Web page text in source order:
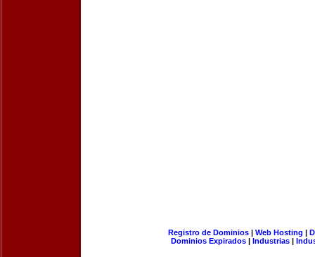
Registro de Dominios| Web Hosting |
Dominios Expirados | Industrias |